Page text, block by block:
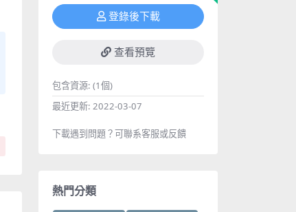
登錄後下載
查看預覽
包含資源: (1個)
最近更新: 2022-03-07
下載遇到問題？可聯系客服或反饋
熱門分類